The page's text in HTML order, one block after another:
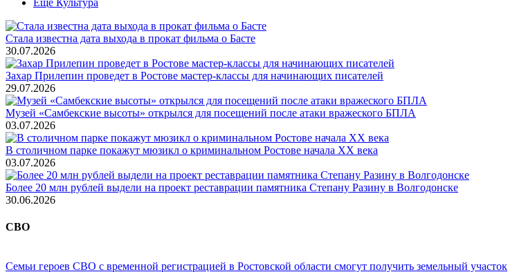
Стала известна дата выхода в прокат фильма о Басте
30.07.2026
Захар Прилепин проведет в Ростове мастер-классы для начинающих писателей
29.07.2026
Музей «Самбекские высоты» открылся для посещений после атаки вражеского БПЛА
03.07.2026
В столичном парке покажут мюзикл о криминальном Ростове начала ХХ века
03.07.2026
Более 20 млн рублей выдели на проект реставрации памятника Степану Разину в Волгодонске
30.06.2026
СВО
Семьи героев СВО с временной регистрацией в Ростовской области смогут получить земельный участок